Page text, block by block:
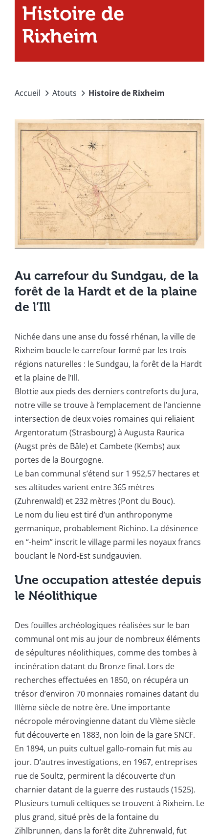
Histoire de
Rixheim
Accueil Atouts Histoire de Rixheim
Au carrefour du Sundgau, de la
forêt de la Hardt et de la plaine
de l’Ill
Nichée dans une anse du fossé rhénan, la ville de
Rixheim boucle le carrefour formé par les trois
régions naturelles : le Sundgau, la forêt de la Hardt
et la plaine de l’Ill.
Blottie aux pieds des derniers contreforts du Jura,
notre ville se trouve à l’emplacement de l’ancienne
intersection de deux voies romaines qui reliaient
Argentoratum (Strasbourg) à Augusta Raurica
(Augst près de Bâle) et Cambete (Kembs) aux
portes de la Bourgogne.
Le ban communal s’étend sur 1 952,57 hectares et
ses altitudes varient entre 365 mètres
(Zuhrenwald) et 232 mètres (Pont du Bouc).
Le nom du lieu est tiré d’un anthroponyme
germanique, probablement Richino. La désinence
en “-heim” inscrit le village parmi les noyaux francs
bouclant le Nord-Est sundgauvien.
Une occupation attestée depuis
le Néolithique
Des fouilles archéologiques réalisées sur le ban
communal ont mis au jour de nombreux éléments
de sépultures néolithiques, comme des tombes à
incinération datant du Bronze final. Lors de
recherches effectuées en 1850, on récupéra un
trésor d’environ 70 monnaies romaines datant du
IIIème siècle de notre ère. Une importante
nécropole mérovingienne datant du VIème siècle
fut découverte en 1883, non loin de la gare SNCF.
En 1894, un puits cultuel gallo-romain fut mis au
jour. D’autres investigations, en 1967, entreprises
rue de Soultz, permirent la découverte d’un
charnier datant de la guerre des rustauds (1525).
Plusieurs tumuli celtiques se trouvent à Rixheim. Le
plus grand, situé près de la fontaine du
Zihlbrunnen, dans la forêt dite Zuhrenwald, fut